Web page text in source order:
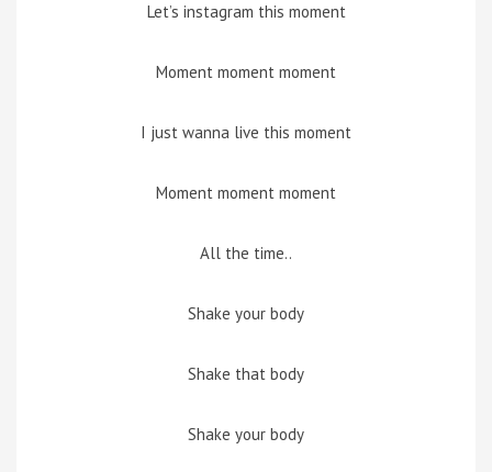
Let’s instagram this moment
Moment moment moment
I just wanna live this moment
Moment moment moment
All the time..
Shake your body
Shake that body
Shake your body